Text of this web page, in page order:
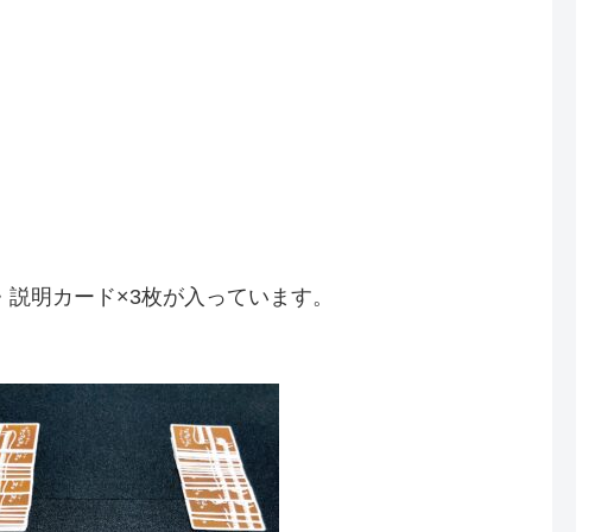
明カード×3枚が入っています。